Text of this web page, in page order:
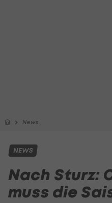
News
NEWS
Nach Sturz:
muss die